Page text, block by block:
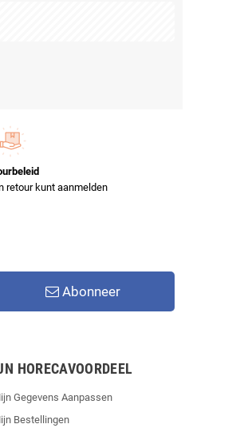
retour kunt aanmelden
Abonneer
HORECAVOORDEEL
Gegevens Aanpassen
Bestellingen